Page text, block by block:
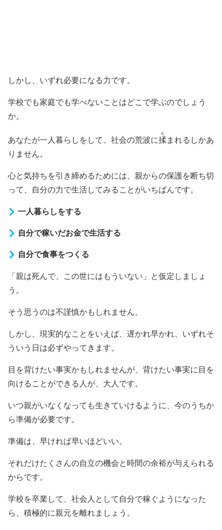
しかし、いずれ必要になる力です。
学校でも家庭でも学べないことはどこで学ぶのでしょう
か。
あなたが一人暮らしをして、社会の荒波に揉
も
まれるしかあ
りません。
心と気持ちを引き締めるためには、親からの保護を断ち切
って、自分の力で生活してみることがいちばんです。
一人暮らしをする
自分で稼いだお金で生活する
自分で食事をつくる
「親は死んで、この世にはもういない」と仮定しましょ
う。
そう思うのは不謹慎かもしれません。
しかし、現実的なことをいえば、遅かれ早かれ、いずれそ
ういう日は必ずやってきます。
目を背けたい事実かもしれませんが、背けたい事実に目を
向けることができる人が、大人です。
いつ親がいなくなっても生きていけるように、今のうちか
ら準備が必要です。
準備は、早ければ早いほどいい。
それだけたくさんの自立の機会と時間の余裕が与えられる
からです。
学校を卒業して、社会人として自分で稼ぐようになった
ら、積極的に親元を離れましょう。